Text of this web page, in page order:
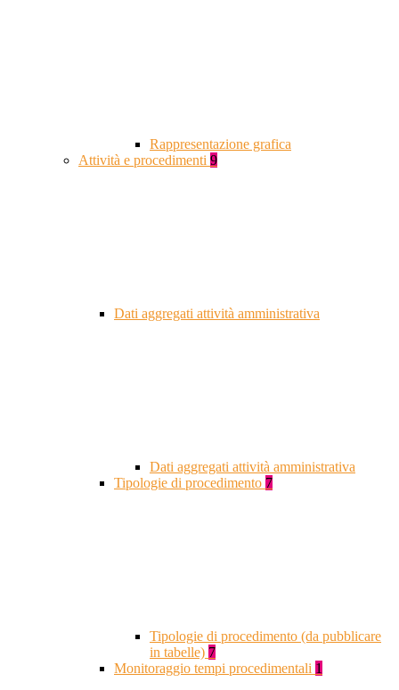
Rappresentazione grafica
Attività e procedimenti 9
Dati aggregati attività amministrativa
Dati aggregati attività amministrativa
Tipologie di procedimento 7
Tipologie di procedimento (da pubblicare
in tabelle) 7
Monitoraggio tempi procedimentali 1